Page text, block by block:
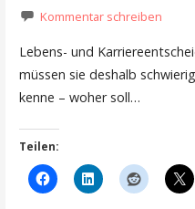
Kommentar schreiben
Lebens- und
müssen sie deshalb
kenne – woher soll…
Teilen: